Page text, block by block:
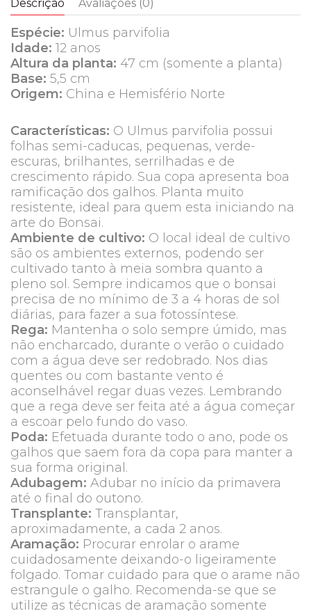
Descrição Avaliações (0)
Espécie: Ulmus parvifolia
Idade: 12 anos
Altura da planta: 47 cm (somente a planta)
Base: 5,5 cm
Origem: China e Hemisfério Norte
Características: O Ulmus parvifolia possui
folhas semi-caducas, pequenas, verde-
escuras, brilhantes, serrilhadas e de
crescimento rápido. Sua copa apresenta boa
ramificação dos galhos. Planta muito
resistente, ideal para quem esta iniciando na
arte do Bonsai.
Ambiente de cultivo: O local ideal de cultivo
são os ambientes externos, podendo ser
cultivado tanto à meia sombra quanto a
pleno sol. Sempre indicamos que o bonsai
precisa de no mínimo de 3 a 4 horas de sol
diárias, para fazer a sua fotossíntese.
Rega: Mantenha o solo sempre úmido, mas
não encharcado, durante o verão o cuidado
com a água deve ser redobrado. Nos dias
quentes ou com bastante vento é
aconselhável regar duas vezes. Lembrando
que a rega deve ser feita até a água começar
a escoar pelo fundo do vaso.
Poda: Efetuada durante todo o ano, pode os
galhos que saem fora da copa para manter a
sua forma original.
Adubagem: Adubar no início da primavera
até o final do outono.
Transplante: Transplantar,
aproximadamente, a cada 2 anos.
Aramação: Procurar enrolar o arame
cuidadosamente deixando-o ligeiramente
folgado. Tomar cuidado para que o arame não
estrangule o galho. Recomenda-se que se
utilize as técnicas de aramação somente